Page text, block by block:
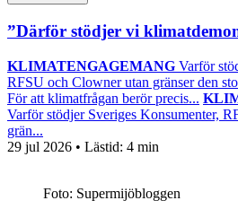
”Därför stödjer vi
KLIMATENGAGEMANG Varför
RFSU och Clowner utan gränser den
För att klimatfrågan berör precis...
Varför stödjer Sveriges Konsumenter,
grän...
29 jul 2026 • Lästid: 4 min
Foto: Supermijöbloggen